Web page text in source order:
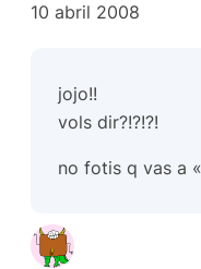
10 abril 2008
jojo!!
vols dir?!?!?!
no fotis q vas a